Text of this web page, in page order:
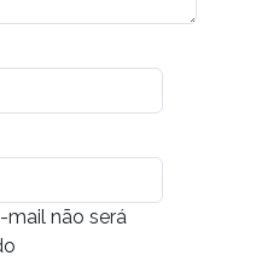
mail não será